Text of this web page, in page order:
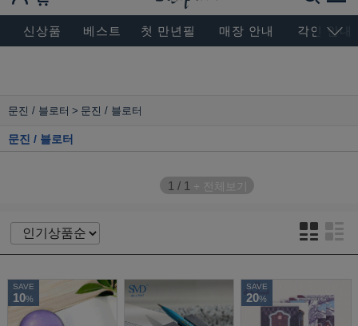
BESEN MASTERPIECE, SINCE 2004
신상품 베스트 첫 만년필 매장 안내 각인 안내
문진 / 블로터 문진 / 블로터
문진 / 블로터
1 / 1 + 전체보기
SAVE
10%
SAVE
20%